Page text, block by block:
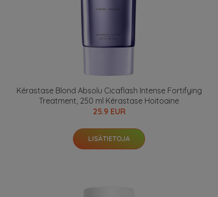
Kérastase Blond Absolu Cicaflash Intense Fortifying
Treatment, 250 ml Kérastase Hoitoaine
25.9 EUR
LISÄTIETOJA